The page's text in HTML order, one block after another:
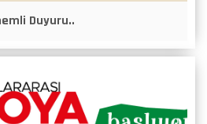
Duyuru..